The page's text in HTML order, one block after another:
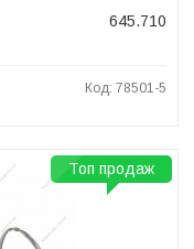
645.710
Код: 78501-5
Топ продаж